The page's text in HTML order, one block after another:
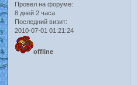
Провел на форуме:
8 дней 2 часа
Последний визит:
2010-07-01 01:21:24
offline